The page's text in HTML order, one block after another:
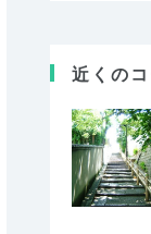
近くの